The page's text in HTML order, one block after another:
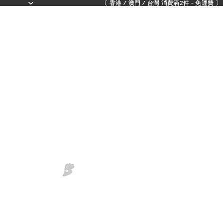
〔 香港 / 澳門 / 台灣 消費滿2件 - 免運費
〔 香港 / 澳門 / 台灣 消費滿2件 - 免運費